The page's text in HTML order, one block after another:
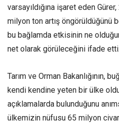
varsayıldığına işaret eden
milyon ton artış öngörüldüğünü
bu bağlamda etkisinin ne
net olarak görüleceğini ifade etti.
Tarım ve Orman Bakanlığının,
kendi kendine yeten bir ülke
açıklamalarda bulunduğunu
ülkemizin nüfusu 65 milyon